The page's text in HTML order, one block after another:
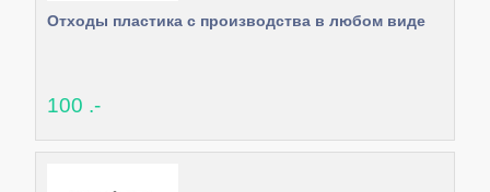
Отходы пластика с производства в любом виде
100 .-